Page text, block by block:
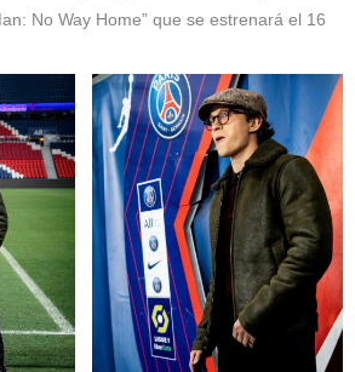
No Way Home” que se estrenará el 16